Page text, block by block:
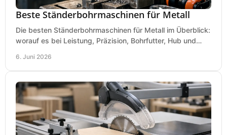
Beste Ständerbohrmaschinen für Metall
Die besten Ständerbohrmaschinen für Metall im Überblick:
worauf es bei Leistung, Präzision, Bohrfutter, Hub und
6. Juni 2026